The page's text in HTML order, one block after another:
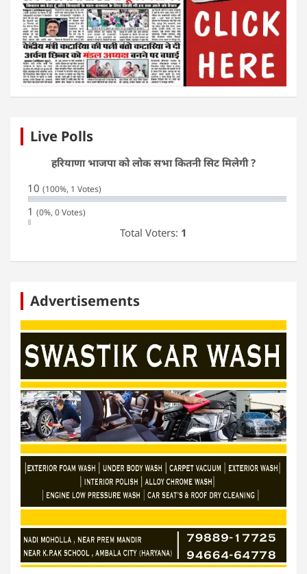
Live Polls
हरियाणा भाजपा को लोक सभा कितनी सिट मिलेगी ?
10 (100%, 1 Votes)
1 (0%, 0 Votes)
Total Voters: 1
Advertisements